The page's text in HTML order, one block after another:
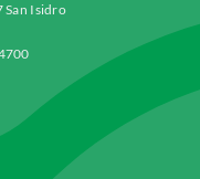
San Isidro